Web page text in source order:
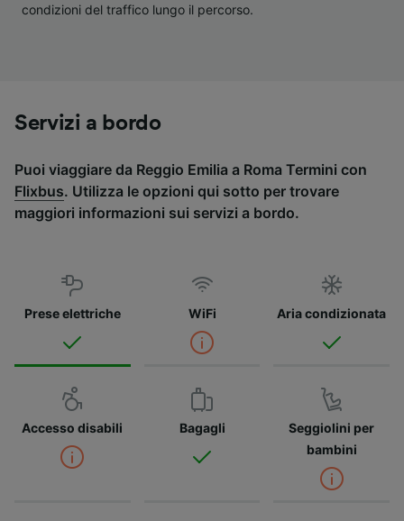
condizioni del traffico lungo il percorso.
Servizi a bordo
Puoi viaggiare da Reggio Emilia a Roma Termini con
Flixbus. Utilizza le opzioni qui sotto per trovare
maggiori informazioni sui servizi a bordo.
Prese elettriche WiFi Aria condizionata
Accesso disabili Bagagli
Seggiolini per
bambini